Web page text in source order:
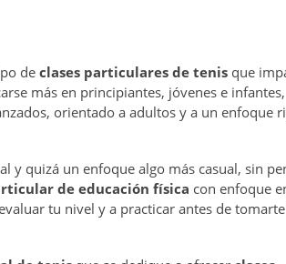
de clases particulares de tenis que
más en principiantes, jóvenes e
orientado a adultos y a un enfoque
y quizá un enfoque algo más casual, sin
de educación física con enfoque
tu nivel y a practicar antes de